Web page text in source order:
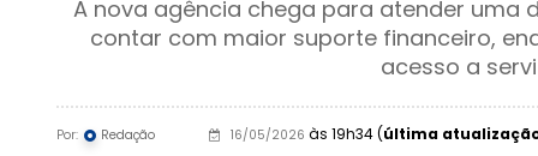
A nova agência chega para atender uma
contar com maior suporte financeiro,
acesso a
Por: Redação 16/05/2026 às 19h34 (última